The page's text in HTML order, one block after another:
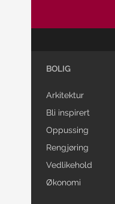
BOLIG
Arkitektur
Bli inspirert
Oppussing
Rengjøring
Vedlikehold
Økonomi